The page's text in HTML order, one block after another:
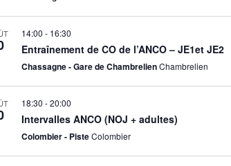
14:00- 16:30
Entraînement de CO de l’ANCO – JE1et JE2
Chassagne - Gare de ChambrelienChambrelien
18:30-20:00
Intervalles ANCO (NOJ + adultes)
Colombier - PisteColombier